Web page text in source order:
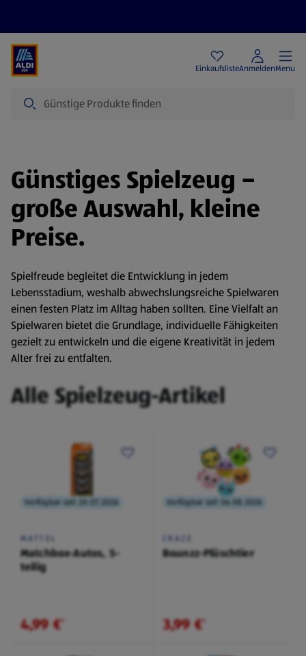
EinkaufslisteAnmeldenMenu
Günstiges Spielzeug –
große Auswahl, kleine
Preise.
Spielfreude begleitet die Entwicklung in jedem
Lebensstadium, weshalb abwechslungsreiche Spielwaren
einen festen Platz im Alltag haben sollten. Eine Vielfalt an
Spielwaren bietet die Grundlage, individuelle Fähigkeiten
gezielt zu entwickeln und die eigene Kreativität in jedem
Alter frei zu entfalten.
Alle Spielzeug-Artikel
Verfügbar seit 20.07.2026
MATTEL
Matchbox-Autos, 5-
teilig
4,99 €¹
Verfügbar seit 06.08.2026
CRAZE
Bounzz-Plüschtier
3,99 €¹